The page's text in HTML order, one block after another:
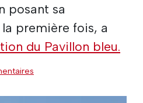
posant sa
première fois, a
du Pavillon bleu.